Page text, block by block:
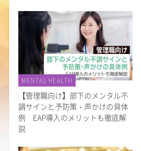
MENTAL HEALTH
【管理職向け】部下のメンタル不
調サインと予防策・声かけの具体
例 EAP導入のメリットも徹底解
説